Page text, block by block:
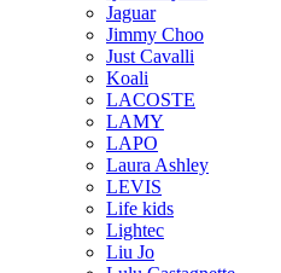
Jaguar
Jimmy Choo
Just Cavalli
Koali
LACOSTE
LAMY
LAPO
Laura Ashley
LEVIS
Life kids
Lightec
Liu Jo